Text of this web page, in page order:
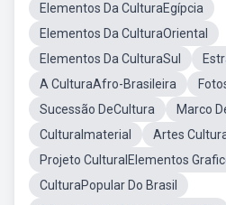
Elementos Da CulturaEgípcia
Elementos Da CulturaOriental
Elementos Da CulturaSul
A CulturaAfro-Brasileira
Sucessão DeCultura
Marco
CulturaImaterial
Artes
Projeto CulturalElementos
CulturaPopular Do Brasil